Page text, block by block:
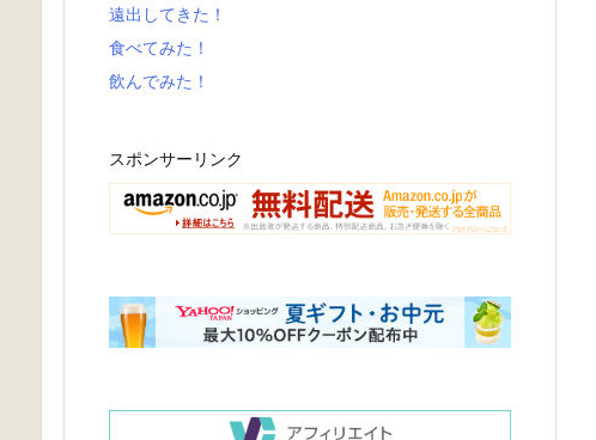
遠出してきた！
食べてみた！
飲んでみた！
スポンサーリンク